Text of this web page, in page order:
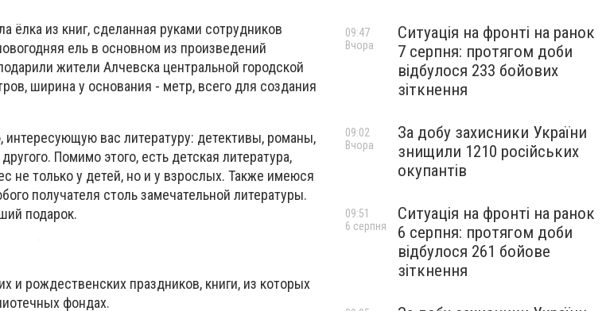
ёлка из книг, сделанная руками сотрудников
ель в основном из произведений
жители Алчевска центральной городской
ширина у основания - метр, всего для создания
вас литературу: детективы, романы,
Помимо этого, есть детская литература,
не только у детей, но и у взрослых. Также имеюся
получателя столь замечательной литературы.
подарок.
и рождественских праздников, книги, из которых
фондах.
Ситуація на фронті на ранок
7 серпня: протягом доби
відбулося 233 бойових
зіткнення
09:47
Вчора
За добу захисники України
знищили 1210 російських
окупантів
09:02
Вчора
Ситуація на фронті на ранок
6 серпня: протягом доби
відбулося 261 бойове
зіткнення
09:51
6 серпня